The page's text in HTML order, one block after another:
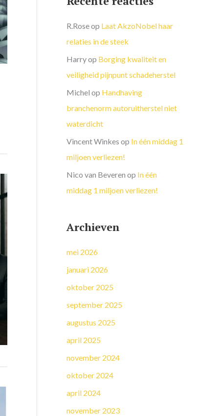
R.Roseop Laat AkzoNobel haar
relaties in de steek
Harryop Borging kwaliteit en
veiligheid pijnpunt schadeherstel
Michel op Handhaving
branchenorm autoruitherstel niet
waterdicht
Vincent Winkes op In één middag 1
miljoen verliezen!
Nico van Beveren op In één
middag 1 miljoen verliezen!
Archieven
mei 2026
januari 2026
oktober 2025
september 2025
augustus 2025
april 2025
november 2024
oktober 2024
april 2024
november 2023